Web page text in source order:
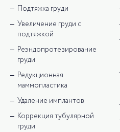
Подтяжка груди
Увеличение груди с
подтяжкой
Реэндопротезирование
груди
Редукционная
маммопластика
Удаление имплантов
Коррекция тубулярной
груди